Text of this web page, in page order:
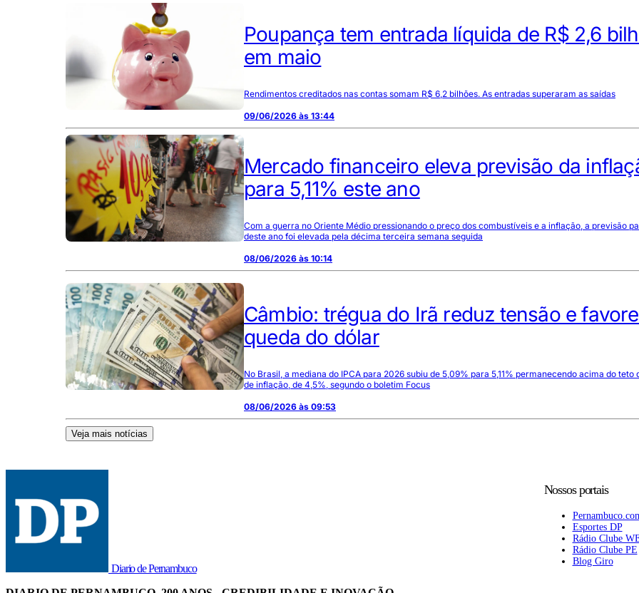
Poupança tem entrada líquida de R$ 2,6
em maio
Rendimentos creditados nas contas somam R$ 6,2 bilhões. As entradas superaram as saídas
09/06/2026 às 13:44
Mercado financeiro eleva previsão da
para 5,11% este ano
Com a guerra no Oriente Médio pressionando o preço dos combustíveis e a inflação, a previsão
deste ano foi elevada pela décima terceira semana seguida
08/06/2026 às 10:14
Câmbio: trégua do Irã reduz tensão e
queda do dólar
No Brasil, a mediana do IPCA para 2026 subiu de 5,09% para 5,11% permanecendo acima do teto
de inflação, de 4,5%, segundo o boletim Focus
08/06/2026 às 09:53
Veja mais notícias
Diario de Pernambuco
Nossos portais
Esportes DP
Rádio Clube
Rádio Clube PE
Blog Giro